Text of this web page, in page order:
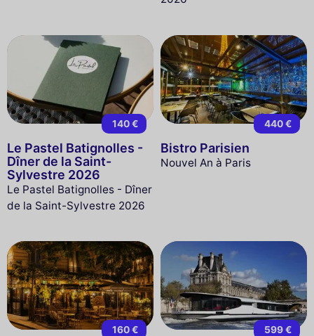
140 €
Le Pastel Batignolles -
Dîner de la Saint-
Sylvestre 2026
Le Pastel Batignolles - Dîner
de la Saint-Sylvestre 2026
440 €
Bistro Parisien
Nouvel An à Paris
160 € 599 €